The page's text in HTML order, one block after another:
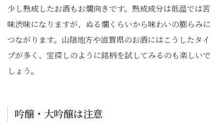
少し熟成したお酒もお燗向きです。熟成成分は低温では苦
味渋味になりますが、ぬる燗くらいから味わいの膨らみに
つながります。山陰地方や滋賀県のお酒にはこうしたタイ
プが多く、宝探しのように銘柄を試してみるのも楽しいで
しょう。
吟醸・大吟醸は注意